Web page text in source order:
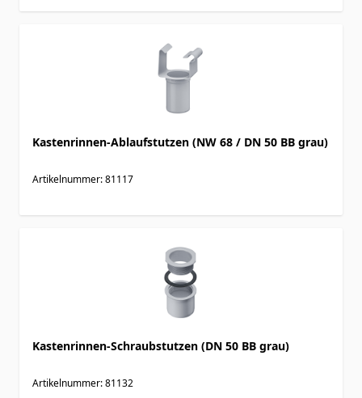
Kastenrinnen-Ablaufstutzen (NW 68 / DN 50 BB grau)
Artikelnummer: 81117
Kastenrinnen-Schraubstutzen (DN 50 BB grau)
Artikelnummer: 81132